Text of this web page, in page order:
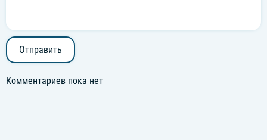
Отправить
Комментариев пока нет